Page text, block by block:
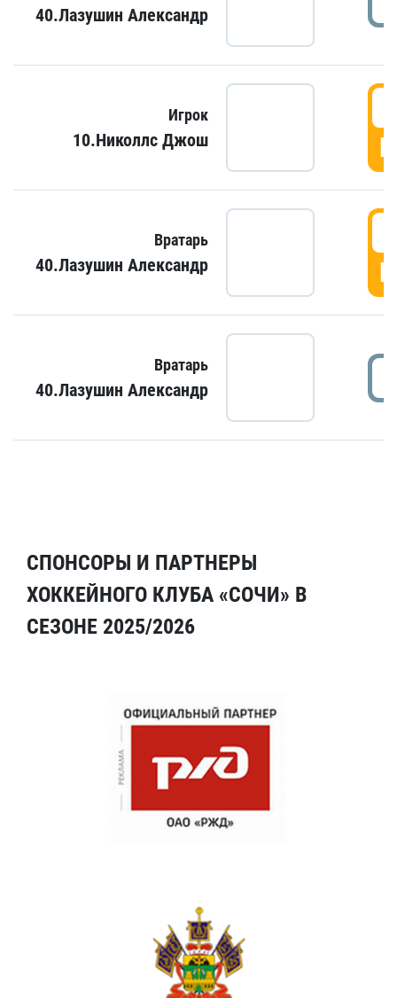
40.Лазушин Александр
Игрок
10.Николлс Джош
Вратарь
40.Лазушин Александр
Вратарь
40.Лазушин Александр
СПОНСОРЫ И ПАРТНЕРЫ
ХОККЕЙНОГО КЛУБА «СОЧИ» В
СЕЗОНЕ 2025/2026